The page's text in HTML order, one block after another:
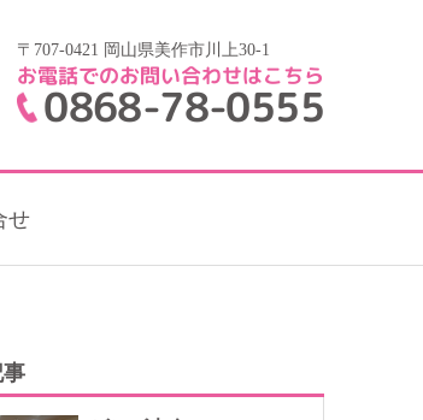
〒707-0421 岡山県美作市川上30-1
お電話でのお問い合わせはこちら
0868-78-0555
せ